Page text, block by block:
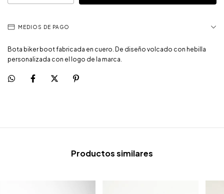
MEDIOS DE PAGO
Bota biker boot fabricada en cuero. De diseño volcado con hebilla
personalizada con el logo de la marca.
Productos similares